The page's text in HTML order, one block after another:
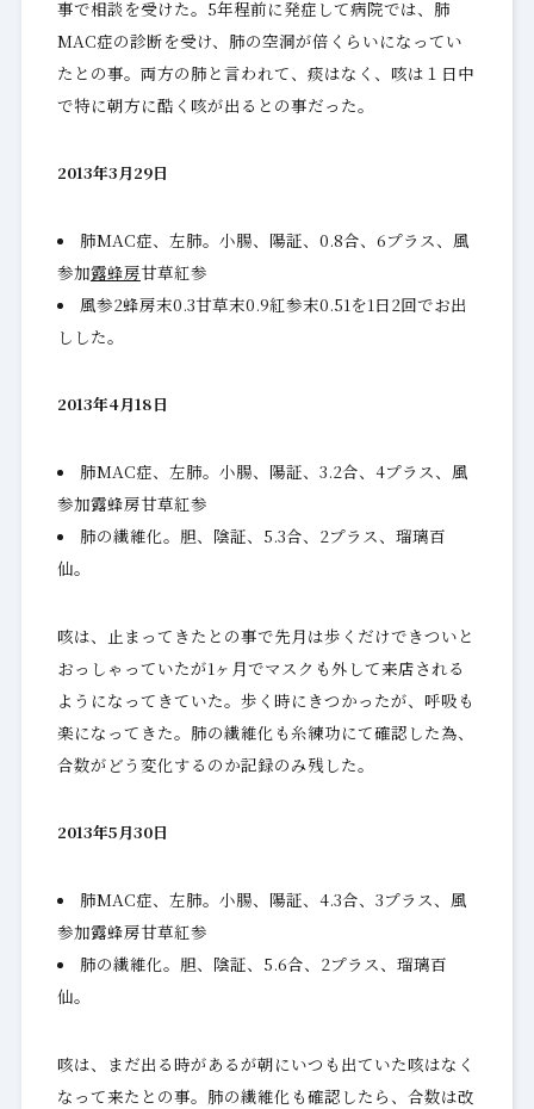
事で相談を受けた。5年程前に発症して病院では、肺
MAC症の診断を受け、肺の空洞が倍くらいになってい
たとの事。両方の肺と言われて、痰はなく、咳は１日中
で特に朝方に酷く咳が出るとの事だった。
2013年3月29日
肺MAC症、左肺。小腸、陽証、0.8合、6プラス、風
参加露蜂房甘草紅参
風参2蜂房末0.3甘草末0.9紅参末0.51を1日2回でお出
しした。
2013年4月18日
肺MAC症、左肺。小腸、陽証、3.2合、4プラス、風
参加露蜂房甘草紅参
肺の繊維化。胆、陰証、5.3合、2プラス、瑠璃百
仙。
咳は、止まってきたとの事で先月は歩くだけできついと
おっしゃっていたが1ヶ月でマスクも外して来店される
ようになってきていた。歩く時にきつかったが、呼吸も
楽になってきた。肺の繊維化も糸練功にて確認した為、
合数がどう変化するのか記録のみ残した。
2013年5月30日
肺MAC症、左肺。小腸、陽証、4.3合、3プラス、風
参加露蜂房甘草紅参
肺の繊維化。胆、陰証、5.6合、2プラス、瑠璃百
仙。
咳は、まだ出る時があるが朝にいつも出ていた咳はなく
なって来たとの事。肺の繊維化も確認したら、合数は改